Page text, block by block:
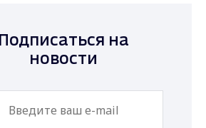
Подписаться на
новости